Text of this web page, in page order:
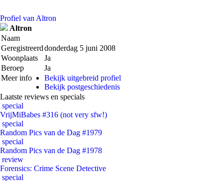
Profiel van Altron
Altron
Naam
Geregistreerddonderdag 5 juni 2008
Woonplaats
Ja
Beroep
Ja
Meer info
Bekijk uitgebreid profiel
Bekijk postgeschiedenis
Laatste reviews en specials
special
VrijMiBabes #316 (not very sfw!)
special
Random Pics van de Dag #1979
special
Random Pics van de Dag #1978
review
Forensics: Crime Scene Detective
special